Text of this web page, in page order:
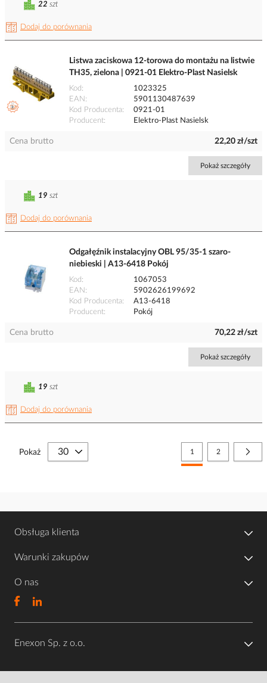
Dodaj do porównania
22 szt
Listwa zaciskowa 12-torowa do montażu na listwie
TH35, zielona | 0921-01 Elektro-Plast Nasielsk
Kod
1023325
EAN
5901130487639
Kod Producenta
0921-01
Producent
Elektro-Plast Nasielsk
Cena brutto 22,20 zł/szt
Pokaż szczegóły
Dodaj do porównania
19 szt
Odgałęźnik instalacyjny OBL 95/35-1 szaro-
niebieski | A13-6418 Pokój
Kod
1067053
EAN
5902626199692
Kod Producenta
A13-6418
Producent
Pokój
Cena brutto 70,22 zł/szt
Pokaż szczegóły
Dodaj do porównania
19 szt
Strona
Aktualnie czytasz stronę
1 Strona
2
Pokaż
Obsługa klienta
Warunki zakupów
O nas
Enexon Sp. z o.o.